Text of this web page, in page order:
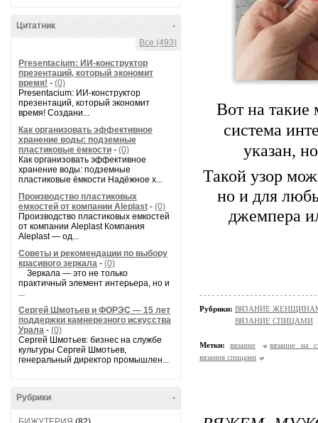
-
Цитатник
Все (493)
Presentacium: ИИ‑конструктор
презентаций, который экономит
время! - (0)
Presentacium: ИИ‑конструктор
презентаций, который экономит
время! Создани...
Как организовать эффективное
хранение воды: подземные
пластиковые ёмкости - (0)
Как организовать эффективное
хранение воды: подземные
пластиковые ёмкости Надёжное х...
Производство пластиковых
емкостей от компании Aleplast - (0)
Производство пластиковых емкостей
от компании Aleplast Компания
Aleplast — од...
Советы и рекомендации по выбору
красивого зеркала - (0)
Зеркала — это не только
практичный элемент интерьера, но и
...
Сергей Шмотьев и ФОРЭС — 15 лет
поддержки камнерезного искусства
Урала - (0)
Сергей Шмотьев: бизнес на службе
культуры Сергей Шмотьев,
генеральный директор промышлен...
-
Рубрики
Вот на такие
система
указан,
Такой узор
но и для
джемпера
Рубрики: ВЯЗАНИЕ ЖЕНЩИНАМ/
ВЯЗАНИЕ СПИЦАМИ
Метки: вязание
вязание на
вязания спицами